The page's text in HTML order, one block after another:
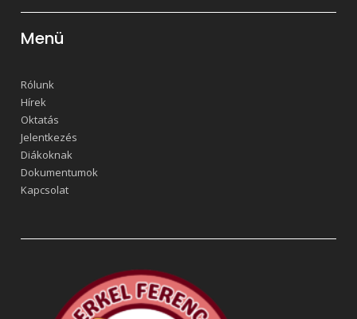
Menü
Rólunk
Hírek
Oktatás
Jelentkezés
Diákoknak
Dokumentumok
Kapcsolat